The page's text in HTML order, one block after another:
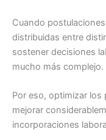
Cuando
distribuidas entre
sostener decisiones
mucho más complejo.
Por eso, optimizar
mejorar
incorporaciones